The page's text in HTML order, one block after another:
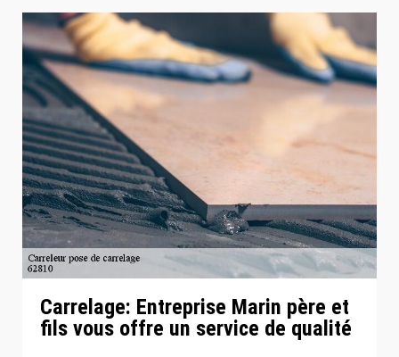
Carrelage: Entreprise Marin père et
fils vous offre un service de qualité